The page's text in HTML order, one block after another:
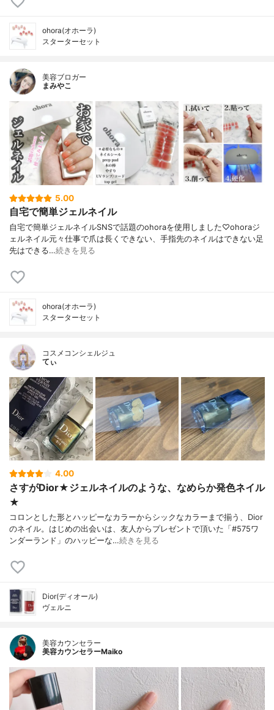
ohora(オホーラ)
スターターセット
美容ブロガー
まみやこ
5.00
自宅で簡単ジェルネイル
自宅で簡単ジェルネイルSNSで話題のohoraを使用しました♡⁡⁡⁡ohoraジ
ェルネイル⁡⁡元々仕事で爪は長くできない、手指先のネイルはできない⁡足
先はできる…続きを見る
ohora(オホーラ)
スターターセット
コスメコンシェルジュ
てぃ
4.00
さすがDior★ジェルネイルのような、なめらか発色ネイル
★
コロンとした形とハッピーなカラーからシックなカラーまで揃う、Dior
のネイル。はじめの出会いは、友人からプレゼントで頂いた「#575ワ
ンダーランド」のハッピーな…続きを見る
Dior(ディオール)
ヴェルニ
美容カウンセラー
美容カウンセラーMaiko